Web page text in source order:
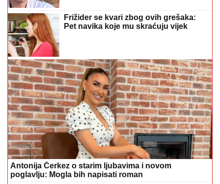
Frižider se kvari zbog ovih grešaka:
Pet navika koje mu skraćuju vijek
Antonija Čerkez o starim ljubavima i novom
poglavlju: Mogla bih napisati roman